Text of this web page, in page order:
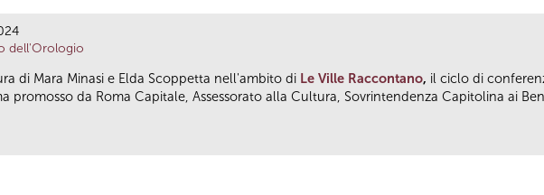
dell'Orologio
di Mara Minasi e Elda Scoppetta nell'ambito di Le Ville Raccontano, il ciclo di
promosso da Roma Capitale, Assessorato alla Cultura, Sovrintendenza Capitolina ai